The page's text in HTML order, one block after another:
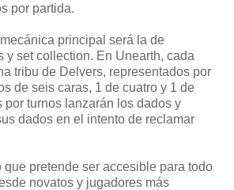
por partida.
principal será la de
y set collection. En Unearth, cada
tribu de Delvers, representados por
de seis caras, 1 de cuatro y 1 de
por turnos lanzarán los dados y
dados en el intento de reclamar
que pretende ser accesible para todo
novatos y jugadores más